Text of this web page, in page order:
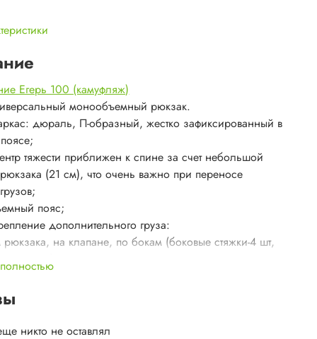
Егерь 100 (камуфляж)
монообъемный рюкзак.
дюраль, П-образный, жестко зафиксированный в
тяжести приближен к спине за счет небольшой
(21 см), что очень важно при переносе
пояс;
дополнительного груза:
на клапане, по бокам (боковые стяжки-4 шт,
на фасаде .
может быть доукомплектован двумя
боковыми карманами объемом 5 литров каждый со
тубусами.
SV new
никто не оставлял